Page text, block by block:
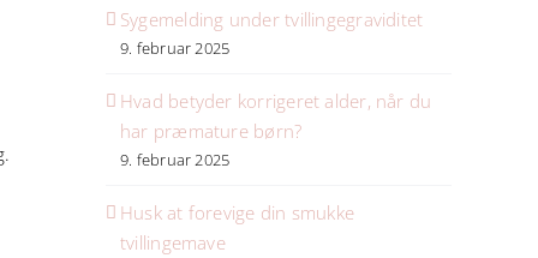
Sygemelding under tvillingegraviditet
9. februar 2025
Hvad betyder korrigeret alder, når du
har præmature børn?
9. februar 2025
Husk at forevige din smukke
tvillingemave